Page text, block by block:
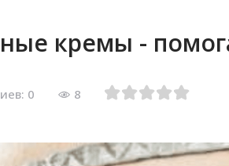
кремы -
0
8